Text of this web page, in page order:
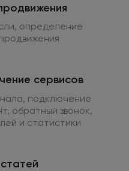
определение
продвижения
сервисов
подключение
обратный звонок,
и статистики